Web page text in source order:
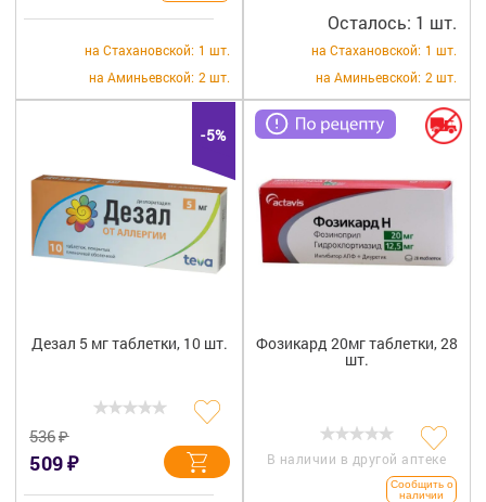
Скидки и акции
+7 (495) 921-40-74 Вакансии
на Стахановской: 1 шт.
на Аминьевской: 2 шт.
Осталось: 1 шт.
на Стахановской: 1 шт.
на Аминьевской: 2 шт.
-5%
Дезал 5 мг таблетки, 10 шт.
536₽
509₽
Фозикард 20мг таблетки, 28
шт.
В наличии в другой аптеке
Сообщить о
наличии